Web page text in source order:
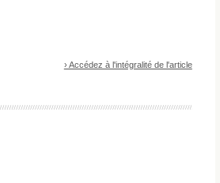
› Accédez à l'intégralité de l'article